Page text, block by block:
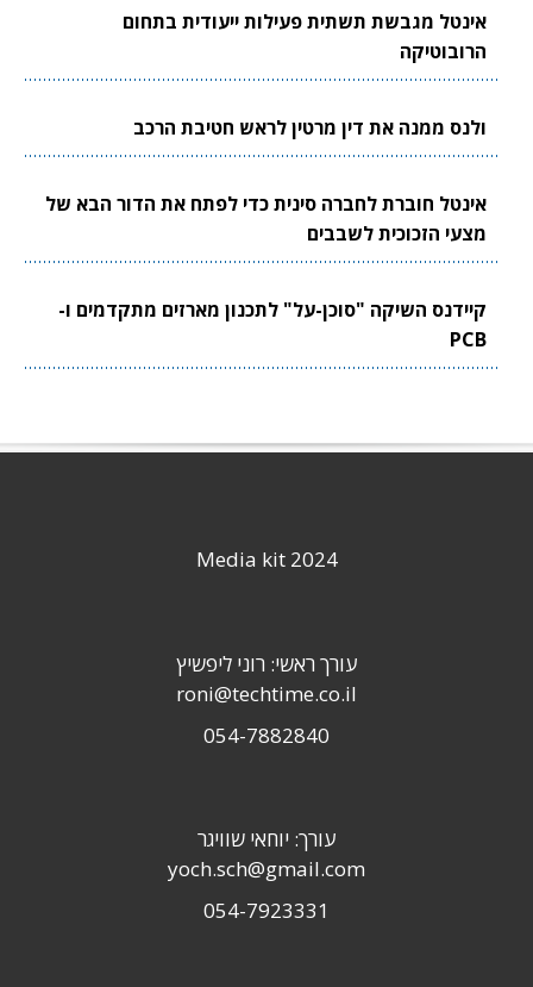
אינטל מגבשת תשתית פעילות ייעודית בתחום
הרובוטיקה
ולנס ממנה את דין מרטין לראש חטיבת הרכב
אינטל חוברת לחברה סינית כדי לפתח את הדור הבא של
מצעי הזכוכית לשבבים
קיידנס השיקה "סוכן-על" לתכנון מארזים מתקדמים ו-
PCB
Media kit 2024
עורך ראשי: רוני ליפשיץ
roni@techtime.co.il
054-7882840
עורך: יוחאי שוויגר
yoch.sch@gmail.com
054-7923331